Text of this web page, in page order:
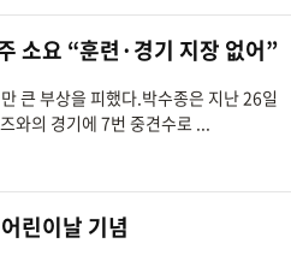
소요 “훈련·경기 지장 없어”
큰 부상을 피했다.박수종은 지난 26일
와의 경기에 7번 중견수로 ...
린이날 기념